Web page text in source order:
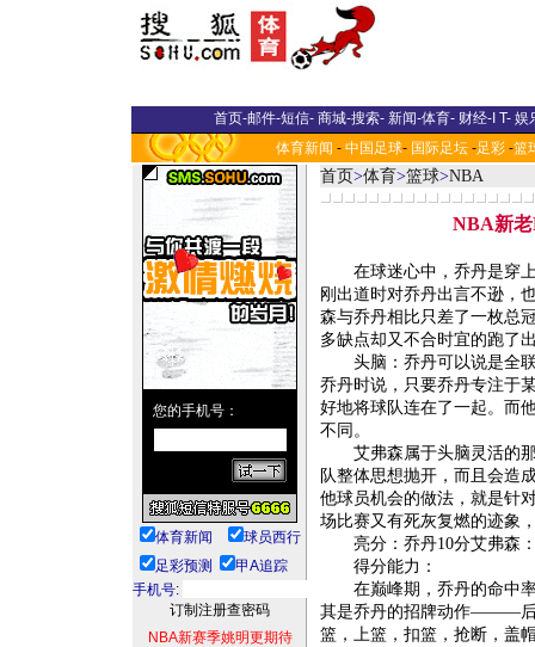
首页-邮件-短信- 商城-搜索- 新闻-体育- 财经-I T- 娱
体育新闻 - 中国足球- 国际足坛 -足彩 -篮
体育新闻
球员西行
足彩预测
甲A追踪
手机号:
NBA新赛季姚明更期待
首页>体育>篮球>NBA
NBA新
在球迷心中，乔丹是穿上
刚出道时对乔丹出言不逊，
森与乔丹相比只差了一枚总
多缺点却又不合时宜的跑了
头脑：乔丹可以说是全联
乔丹时说，只要乔丹专注于
好地将球队连在了一起。而
不同。
艾弗森属于头脑灵活的那
队整体思想抛开，而且会造
他球员机会的做法，就是针
场比赛又有死灰复燃的迹象
亮分：乔丹10分艾弗森
得分能力：
在巅峰期，乔丹的命中率
其是乔丹的招牌动作———后
篮，上篮，扣篮，抢断，盖